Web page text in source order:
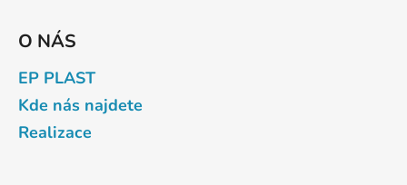
O NÁS
EP PLAST
Kde nás najdete
Realizace